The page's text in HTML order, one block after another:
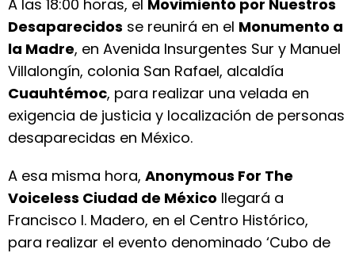
A las 18:00 horas, el Movimiento por Nuestros
Desaparecidos se reunirá en el Monumento a
la Madre, en Avenida Insurgentes Sur y Manuel
Villalongín, colonia San Rafael, alcaldía
Cuauhtémoc, para realizar una velada en
exigencia de justicia y localización de personas
desaparecidas en México.
A esa misma hora, Anonymous For The
Voiceless Ciudad de México llegará a
Francisco I. Madero, en el Centro Histórico,
para realizar el evento denominado ‘Cubo de